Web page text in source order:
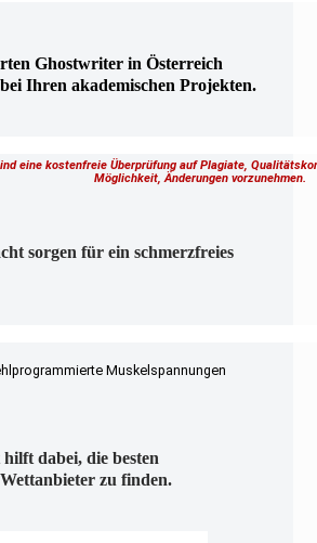
Ghostwriter in Österreich
Ihren akademischen Projekten.
eine kostenfreie Überprüfung auf Plagiate,
Möglichkeit, Änderungen vorzunehmen.
sorgen für ein schmerzfreies
Muskelspannungen
dabei, die besten
zu finden.